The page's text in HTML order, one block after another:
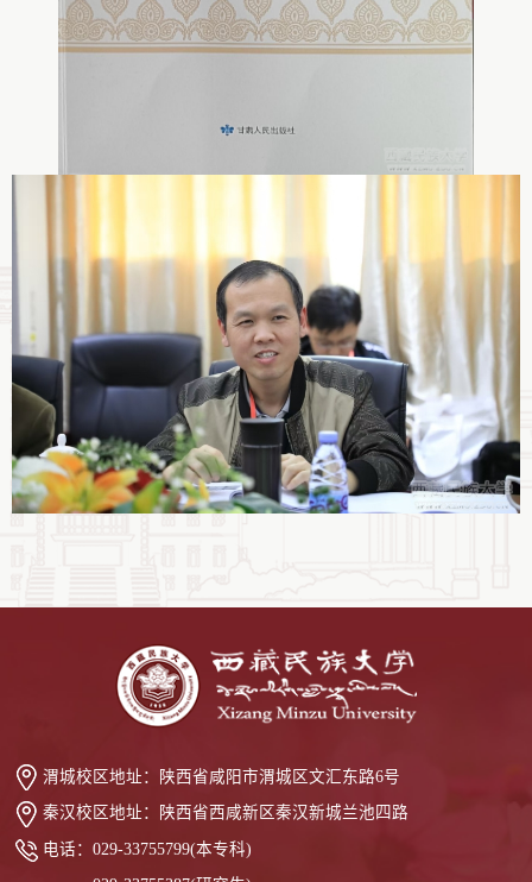
渭城校区地址： 陕西省咸阳市渭城区文汇东路6号
秦汉校区地址： 陕西省西咸新区秦汉新城兰池四路
电话： 029-33755799(本专科)